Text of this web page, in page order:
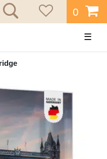
0
☰